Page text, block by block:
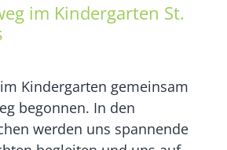
im Kindergarten St.
Kindergarten gemeinsam
begonnen. In den
werden uns spannende